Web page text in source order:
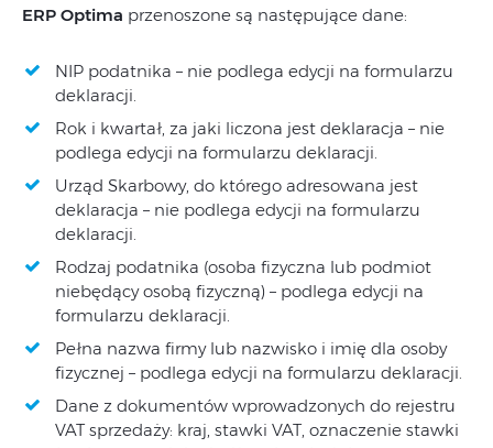
ERP Optima przenoszone są następujące dane:
NIP podatnika – nie podlega edycji na formularzu
deklaracji.
Rok i kwartał, za jaki liczona jest deklaracja – nie
podlega edycji na formularzu deklaracji.
Urząd Skarbowy, do którego adresowana jest
deklaracja – nie podlega edycji na formularzu
deklaracji.
Rodzaj podatnika (osoba fizyczna lub podmiot
niebędący osobą fizyczną) – podlega edycji na
formularzu deklaracji.
Pełna nazwa firmy lub nazwisko i imię dla osoby
fizycznej – podlega edycji na formularzu deklaracji.
Dane z dokumentów wprowadzonych do rejestru
VAT sprzedaży: kraj, stawki VAT, oznaczenie stawki